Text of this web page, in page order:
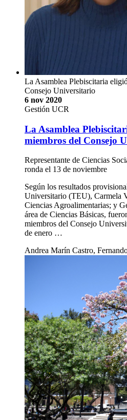
La Asamblea Plebiscitaria
Consejo Universitario
6 nov 2020
Gestión UCR
La Asamblea
miembros del Consejo
Representante de Ciencias
ronda el 13 de noviembre
Según los resultados
Universitario (TEU), Carmela
Ciencias Agroalimentarias; y
área de Ciencias Básicas,
miembros del Consejo
de enero …
Andrea Marín Castro,